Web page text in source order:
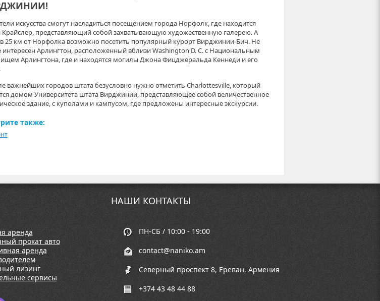
искусства смогут насладиться посещением города Норфолк, где находится
Крайслер, представляющий собой захватывающую художественную галерею. А
в 25 км от Норфолка возможно посетить популярный курорт Вирджинии-Бич. Не
интересен Арлингтон, расположенный вблизи Washington D. C. с Национальным
Арлингтона, где и находятся могилы Джона Фицджеральда Кеннеди и его
важнейших городов штата безусловно нужно отметить Charlottesville, который
домом Университета штата Вирджинии, представляющее собой величественное
здание, с куполами и кампусом, где предложены интересные экскурсии.
также:
аренда
прокат авто
аренда
лизинг
сервисы
НАШИ КОНТАКТЫ
ПН-СБ / 10:00 - 19:00
contact@naniko.am
Северный проспект 8, Ереван, Армения
+374 43 48 44 88